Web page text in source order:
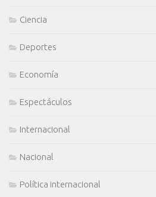
Ciencia
Deportes
Economía
Espectáculos
Internacional
Nacional
Política internacional